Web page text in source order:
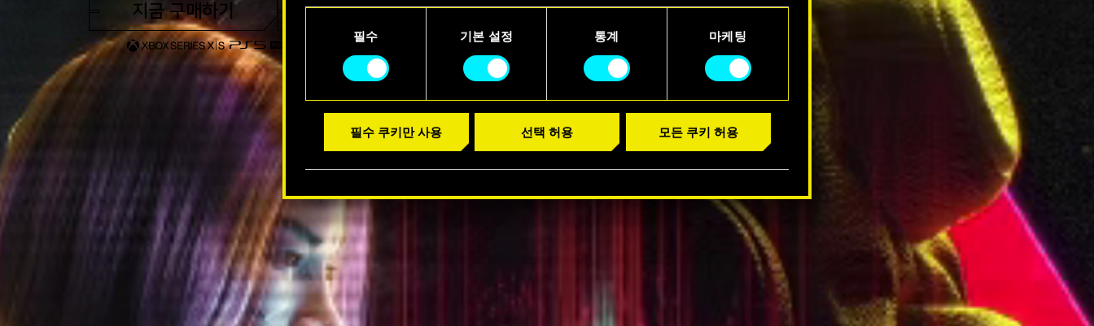
쿠키 사용에 관한 세부 사항이나 관련 설정은 아래의 "Settings" 메뉴에서 확인할
수 있습니다.
필수 기본 설정 통계 마케팅
필수 쿠키만 사용 선택 허용 모든 쿠키 허용
지금 구매하기 트레일러 보기